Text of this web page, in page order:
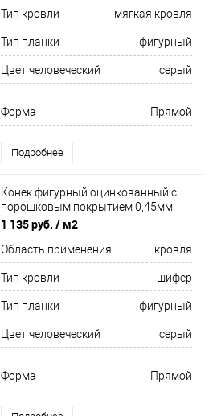
Тип кровли мягкая кровля
Тип планки фигурный
Цвет человеческий серый
Форма Прямой
Подробнее
Конек фигурный оцинкованный c
порошковым покрытием 0,45мм
RAL 7036
1 135 руб. / м2
Область применения кровля
Тип кровли шифер
Тип планки фигурный
Цвет человеческий серый
Форма Прямой